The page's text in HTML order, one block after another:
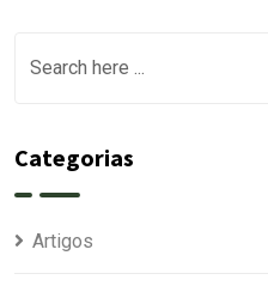
Categorias
Artigos